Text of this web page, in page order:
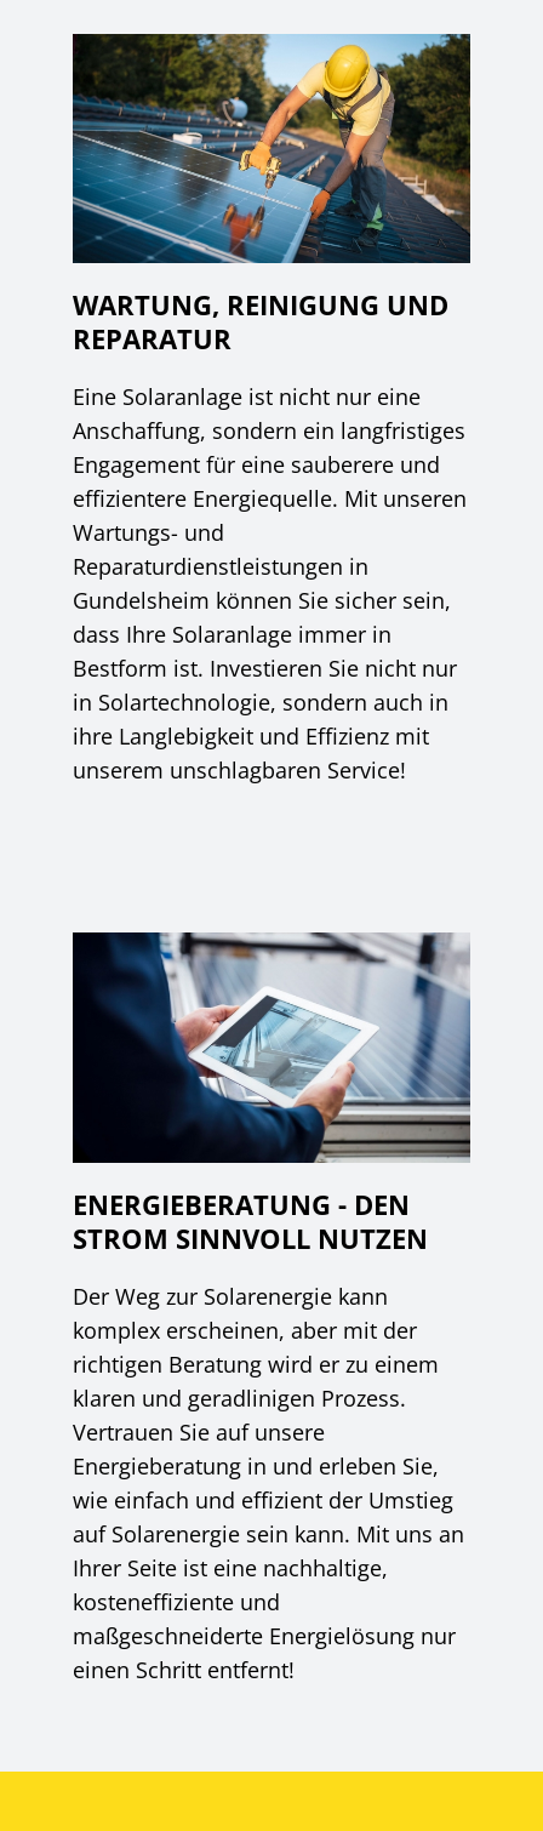
WARTUNG, REINIGUNG UND
REPARATUR
Eine Solaranlage ist nicht nur eine
Anschaffung, sondern ein langfristiges
Engagement für eine sauberere und
effizientere Energiequelle. Mit unseren
Wartungs- und
Reparaturdienstleistungen in
Gundelsheim können Sie sicher sein,
dass Ihre Solaranlage immer in
Bestform ist. Investieren Sie nicht nur
in Solartechnologie, sondern auch in
ihre Langlebigkeit und Effizienz mit
unserem unschlagbaren Service!
ENERGIEBERATUNG - DEN
STROM SINNVOLL NUTZEN
Der Weg zur Solarenergie kann
komplex erscheinen, aber mit der
richtigen Beratung wird er zu einem
klaren und geradlinigen Prozess.
Vertrauen Sie auf unsere
Energieberatung in und erleben Sie,
wie einfach und effizient der Umstieg
auf Solarenergie sein kann. Mit uns an
Ihrer Seite ist eine nachhaltige,
kosteneffiziente und
maßgeschneiderte Energielösung nur
einen Schritt entfernt!